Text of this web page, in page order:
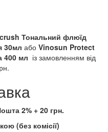
Тональний флюїд
30мл або Vinosun Protect
400 мл із замовленням від
2% + 20 грн.
(без комісії)